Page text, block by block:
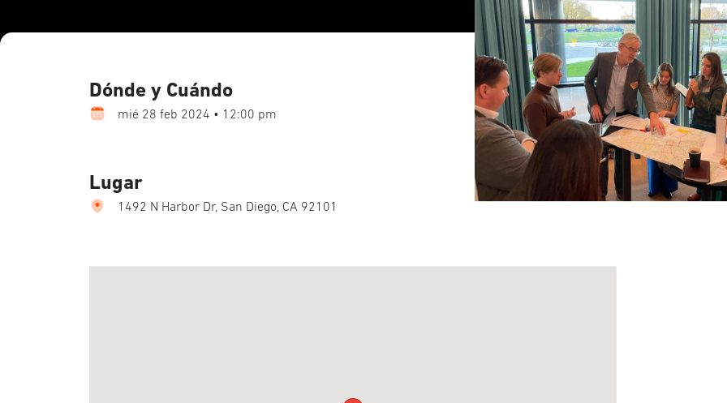
Dónde y Cuándo
mié 28 feb 2024 • 12:00 pm
Lugar
1492 N Harbor Dr, San Diego, CA 92101